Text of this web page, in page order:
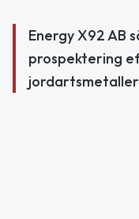
Energy X92 AB
prospektering
jordartsmetaller